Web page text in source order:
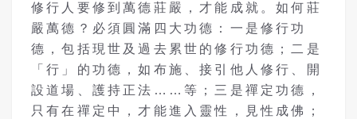
修行人要修到萬德莊嚴，才能成就。如何莊
嚴萬德？必須圓滿四大功德：一是修行功
德，包括現世及過去累世的修行功德；二是
「行」的功德，如布施、接引他人修行、開
設道場、護持正法……等；三是禪定功德，
只有在禪定中，才能進入靈性，見性成佛；